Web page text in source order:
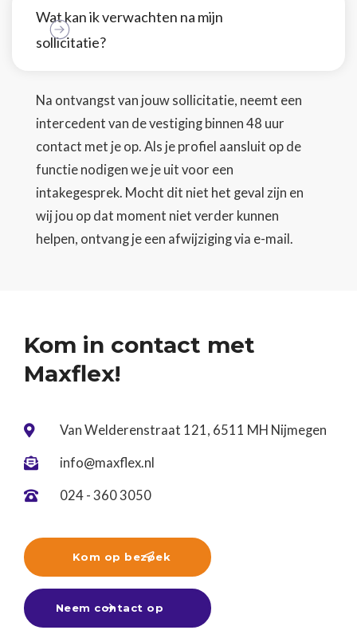
Wat kan ik verwachten na mijn
sollicitatie?
Na ontvangst van jouw sollicitatie, neemt een
intercedent van de vestiging binnen 48 uur
contact met je op. Als je profiel aansluit op de
functie nodigen we je uit voor een
intakegesprek. Mocht dit niet het geval zijn en
wij jou op dat moment niet verder kunnen
helpen, ontvang je een afwijziging via e-mail.
Kom in contact met
Maxflex!
 Van Welderenstraat 121, 6511 MH Nijmegen
 info@maxflex.nl
 024 - 360 3050

Kom op bezoek
Neem contact op
